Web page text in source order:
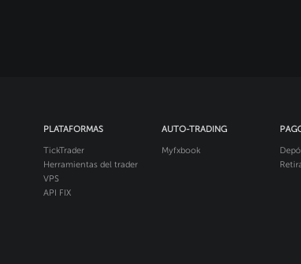
PLATAFORMAS
TickTrader
Herramientas del trader
VPS
API FIX
AUTO-TRADING
Myfxbook